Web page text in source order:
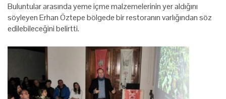
Buluntular arasında yeme içme malzemelerinin yer aldığını
söyleyen Erhan Öztepe bölgede bir restoranın varlığından söz
edilebileceğini belirtti.